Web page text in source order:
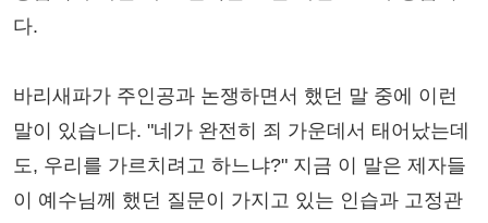
다.
바리새파가 주인공과 논쟁하면서 했던 말 중에 이런
말이 있습니다. "네가 완전히 죄 가운데서 태어났는데
도, 우리를 가르치려고 하느냐?" 지금 이 말은 제자들
이 예수님께 했던 질문이 가지고 있는 인습과 고정관